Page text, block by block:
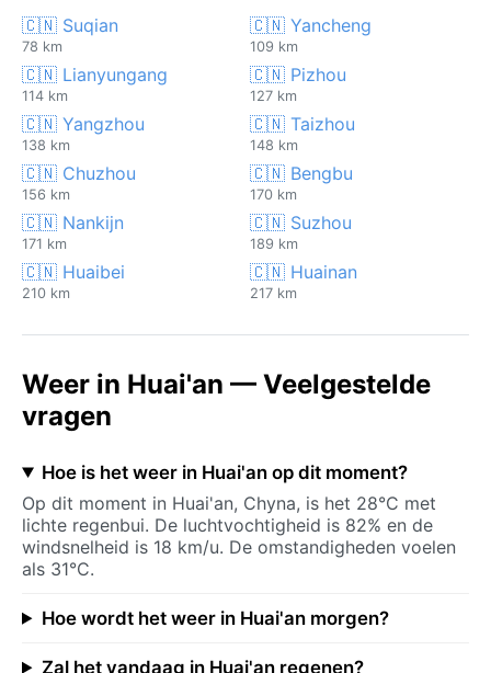
🇨🇳 Suqian
78 km
🇨🇳 Yancheng
109 km
🇨🇳 Lianyungang
114 km
🇨🇳 Pizhou
127 km
🇨🇳 Yangzhou
138 km
🇨🇳 Taizhou
148 km
🇨🇳 Chuzhou
156 km
🇨🇳 Bengbu
170 km
🇨🇳 Nankijn
171 km
🇨🇳 Suzhou
189 km
🇨🇳 Huaibei
210 km
🇨🇳 Huainan
217 km
Weer in Huai'an — Veelgestelde
vragen
Hoe is het weer in Huai'an op dit moment?
Op dit moment in Huai'an, Chyna, is het 28°C met
lichte regenbui. De luchtvochtigheid is 82% en de
windsnelheid is 18 km/u. De omstandigheden voelen
als 31°C.
Hoe wordt het weer in Huai'an morgen?
Zal het vandaag in Huai'an regenen?